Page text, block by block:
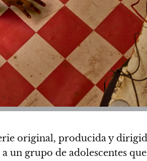
original, producida y
a un grupo de adolescentes